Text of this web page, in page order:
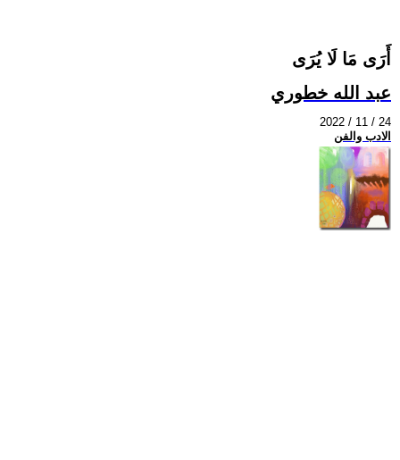
أَرَى مَا لَا يُرَى
عبد الله خطوري
2022 / 11 / 24
الادب والفن